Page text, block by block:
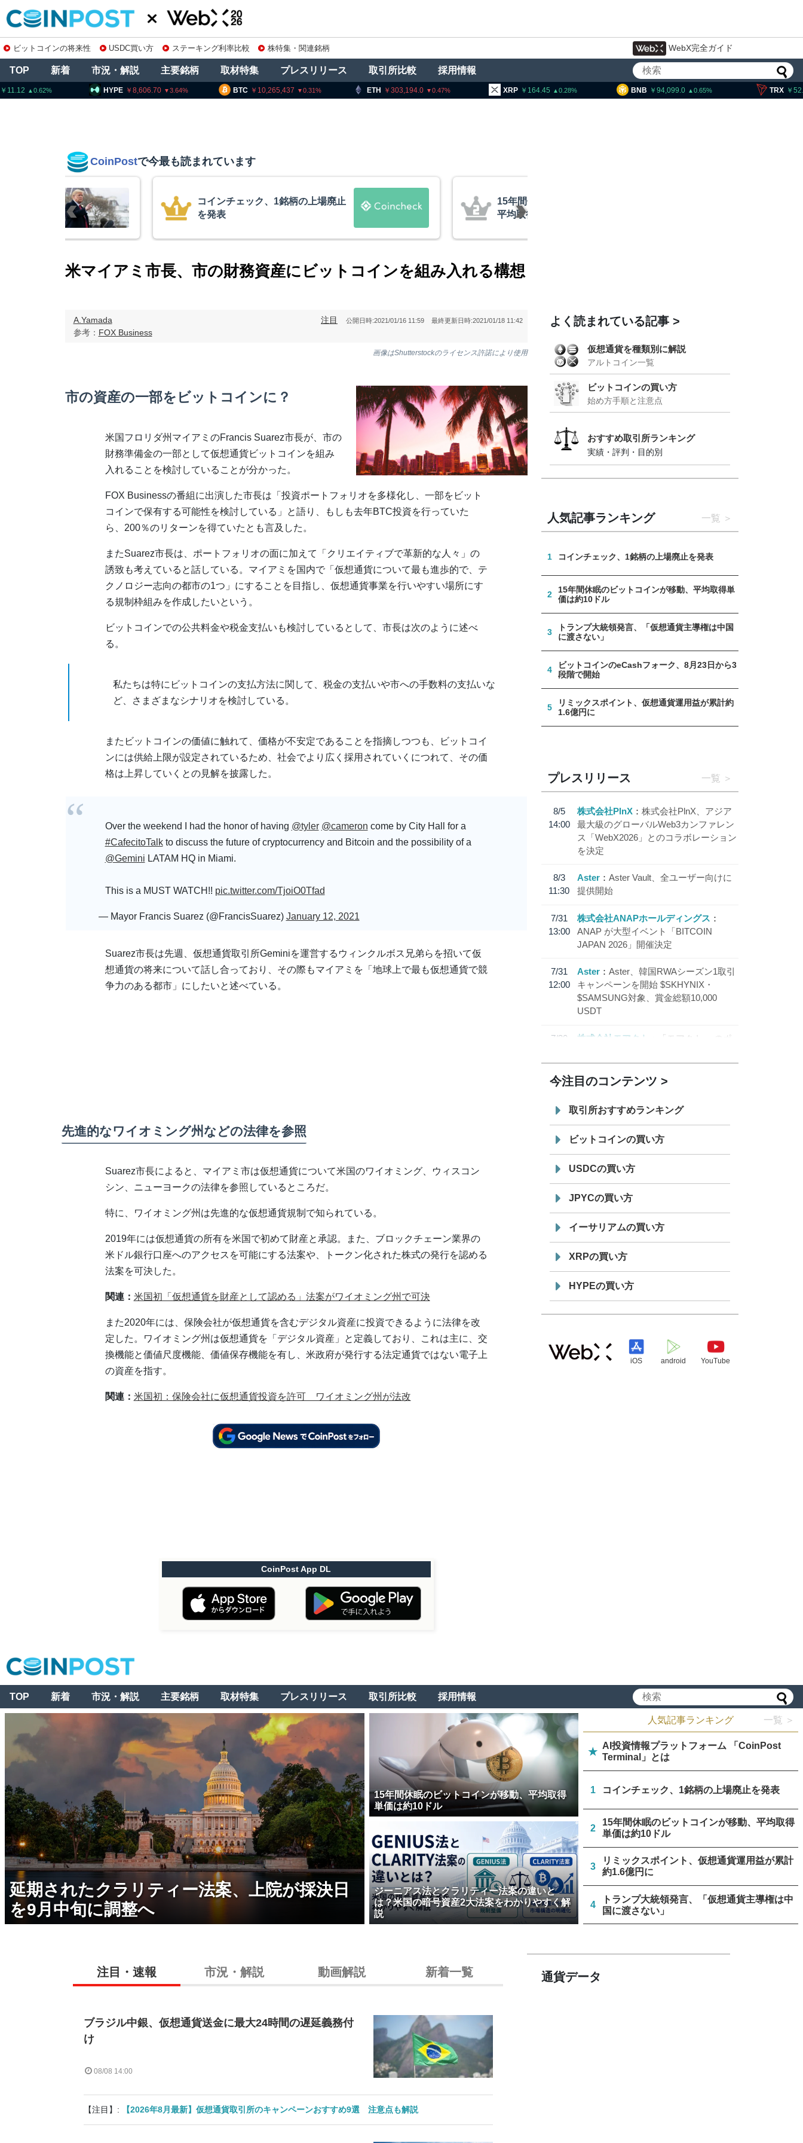
ビットコインの将来性 USDC買い方 ステーキング利率比較 株特集・関連銘柄 WebX完全ガイド
TOP 新着 市況・解説 主要銘柄 取材特集 プレスリリース 取引所比較 採用情報
BTC 10,265,437 0.31 ETH 303,194.0 0.47 XRP 0.28 BNB 0.65 TRX
HYPE 3.64
CoinPostで今最も読まれています
15年間休眠のビットコインが移動、
平均取得単価は約10ドル
トランプ大統領発言、「仮想通貨主
導権は中国に渡さない」
米マイアミ市長、市の財務資産にビットコインを組み入れる構想
A.Yamada
参考： FOX Business
注目 公開日時:2021/01/16 11:59 最終更新日時:2021/01/18 11:42
画像はShutterstockのライセンス許諾により使用
市の資産の一部をビットコインに？
米国フロリダ州マイアミのFrancis Suarez市長が、市の
財務準備金の一部として仮想通貨ビットコインを組み
入れることを検討していることが分かった。
FOX Businessの番組に出演した市長は「投資ポートフォリオを多様化し、一部をビット
コインで保有する可能性を検討している」と語り、もしも去年BTC投資を行っていた
ら、200％のリターンを得ていたとも言及した。
またSuarez市長は、ポートフォリオの面に加えて「クリエイティブで革新的な人々」の
誘致も考えていると話している。マイアミを国内で「仮想通貨について最も進歩的で、テ
クノロジー志向の都市の1つ」にすることを目指し、仮想通貨事業を行いやすい場所にす
る規制枠組みを作成したいという。
ビットコインでの公共料金や税金支払いも検討しているとして、市長は次のように述べ
る。
私たちは特にビットコインの支払方法に関して、税金の支払いや市への手数料の支払いな
ど、さまざまなシナリオを検討している。
またビットコインの価値に触れて、価格が不安定であることを指摘しつつも、ビットコイ
ンには供給上限が設定されているため、社会でより広く採用されていくにつれて、その価
格は上昇していくとの見解を披露した。
Over the weekend I had the honor of having @tyler @cameron come by City Hall for a
#CafecitoTalkto discuss the future of cryptocurrency and Bitcoin and the possibility of a
@Gemini LATAM HQ in Miami.
This is a MUST WATCH!! pic.twitter.com/TjoiO0Tfad
— Mayor Francis Suarez (@FrancisSuarez) January 12, 2021
Suarez市長は先週、仮想通貨取引所Geminiを運営するウィンクルボス兄弟らを招いて仮
想通貨の将来について話し合っており、その際もマイアミを「地球上で最も仮想通貨で競
争力のある都市」にしたいと述べている。
先進的なワイオミング州などの法律を参照
Suarez市長によると、マイアミ市は仮想通貨について米国のワイオミング、ウィスコン
シン、ニューヨークの法律を参照しているところだ。
特に、ワイオミング州は先進的な仮想通貨規制で知られている。
2019年には仮想通貨の所有を米国で初めて財産と承認。また、ブロックチェーン業界の
米ドル銀行口座へのアクセスを可能にする法案や、トークン化された株式の発行を認める
法案を可決した。
関連： 米国初「仮想通貨を財産として認める」法案がワイオミング州で可決
また2020年には、保険会社が仮想通貨を含むデジタル資産に投資できるように法律を改
定した。ワイオミング州は仮想通貨を「デジタル資産」と定義しており、これは主に、交
換機能と価値尺度機能、価値保存機能を有し、米政府が発行する法定通貨ではない電子上
の資産を指す。
関連： 米国初：保険会社に仮想通貨投資を許可 ワイオミング州が法改
CoinPost App DL
よく読まれている記事
仮想通貨を種類別に解説
アルトコイン一覧
ビットコインの買い方
始め方手順と注意点
おすすめ取引所ランキング
実績・評判・目的別
人気記事ランキング 一覧
1 コインチェック、1銘柄の上場廃止を発表
2
15年間休眠のビットコインが移動、平均取得単
価は約10ドル
3
トランプ大統領発言、「仮想通貨主導権は中国
に渡さない」
4
ビットコインのeCashフォーク、8月23日から3
段階で開始
5
リミックスポイント、仮想通貨運用益が累計約
1.6億円に
プレスリリース 一覧
8/5
14:00
株式会社PlnX
株式会社PlnX、アジア
最大級のグローバルWeb3カンファレン
ス「WebX2026」とのコラボレーション
を決定
8/3
11:30
Aster
Aster Vault、全ユーザー向けに
提供開始
7/31
13:00
株式会社ANAPホールディングス
ANAP が大型イベント「BITCOIN
JAPAN 2026」開催決定
7/31
12:00
Aster
Aster、韓国RWAシーズン1取引
キャンペーンを開始 $SKHYNIX・
$SAMSUNG対象、賞金総額10,000
USDT
7/30
株式会社モアクト
「モアクト」 のポ
「 JPYC」を追加
19:30
てステーブルコイン「JPYSC」徹底解
説セミナーを開催
今注目のコンテンツ
取引所おすすめランキング
ビットコインの買い方
USDCの買い方
JPYCの買い方
イーサリアムの買い方
XRPの買い方
HYPEの買い方
iOS android YouTube
TOP 新着 市況・解説 主要銘柄 取材特集 プレスリリース 取引所比較 採用情報
延期されたクラリティー法案、上院が採決日
を9月中旬に調整へ
15年間休眠のビットコインが移動、平均取得
単価は約10ドル
ジーニアス法とクラリティー法案の違いと
は？米国の暗号資産2大法案をわかりやすく解
説
人気記事ランキング 一覧 ＞
★
AI投資情報プラットフォーム 「CoinPost
Terminal」とは
1 コインチェック、1銘柄の上場廃止を発表
2
15年間休眠のビットコインが移動、平均取得
単価は約10ドル
3
リミックスポイント、仮想通貨運用益が累計
約1.6億円に
4
トランプ大統領発言、「仮想通貨主導権は中
国に渡さない」
注目・速報 市況・解説 動画解説 新着一覧
ブラジル中銀、仮想通貨送金に最大24時間の遅延義務付
け
08/08 14:00
【注目】: 【2026年8月最新】仮想通貨取引所のキャンペーンおすすめ9選 注意点も解説
通貨データ